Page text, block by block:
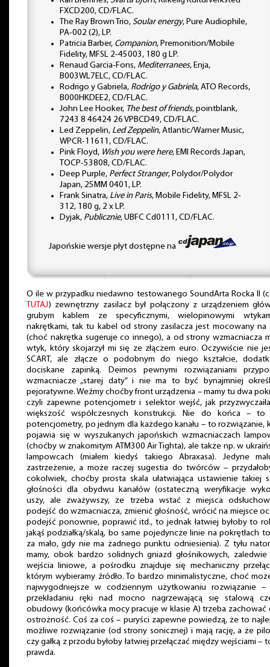
FXCD200, CD/FLAC.
The Ray Brown Trio, Soular energy, Pure Audiophile,
PA-002 (2), LP.
Patricia Barber, Companion, Premonition/Mobile
Fidelity, MFSL 2-45003, 180 g LP.
Renaud Garcia-Fons, Mediterranees, Enja,
B003WL7ELC, CD/FLAC.
Rodrigo y Gabriela, Rodrigo y Gabriela, ATO Records,
B000HKDEE2, CD/FLAC.
John Lee Hooker, The best of friends, pointblank,
7243 8 46424 26 VPBCD49, CD/FLAC.
Led Zeppelin, Led Zeppelin, Atlantic/Warner Music,
WPCR-11611, CD/FLAC.
Pink Floyd, Wish you were here, EMI Records Japan,
TOCP-53808, CD/FLAC.
Deep Purple, Perfect Stranger, Polydor/Polydor
Japan, 25MM 0401, LP.
Frank Sinatra, Live in Paris, Mobile Fidelity, MFSL 2-
312, 180 g, 2 x LP.
Dyjak, Publicznie, UBFC Cd0111, CD/FLAC.
Japońskie wersje płyt dostępne na
O ile w przypadku niedawno testowanego SoundArta Rocka II
TUTAJ) zewnętrzny zasilacz był połączony z urządzeniem
grubym kablem ze specyficznymi, wielopinowymi
nakrętkami, tak tu kabel od strony zasilacza jest mocowany na
(choć nakrętka sugeruje co innego), a od strony wzmacniacza
wtyk, który skojarzył mi się ze złączem euro. Oczywiście nie
SCART, ale złącze o podobnym do niego kształcie,
dociskane zapinką. Deimos pewnymi rozwiązaniami
wzmacniacze „starej daty” i nie ma to być bynajmniej
pejoratywne. Weźmy choćby front urządzenia – mamy tu dwa
czyli zapewne potencjometr i selektor wejść, jak
większość współczesnych konstrukcji. Nie do końca – to
potencjometry, po jednym dla każdego kanału – to rozwiązanie,
pojawia się w wyszukanych japońskich wzmacniaczach
(choćby w znakomitym ATM300 Air Tighta), ale także np. w
lampowcach (miałem kiedyś takiego Abraxasa). Jedyne
zastrzeżenie, a może raczej sugestia do twórców –
cokolwiek, choćby prosta skala ułatwiająca ustawienie takiej
głośności dla obydwu kanałów (ostateczną weryfikacje
uszy, ale zważywszy, że trzeba wstać z miejsca
podejść do wzmacniacza, zmienić głośność, wrócić na miejsce
podejść ponownie, poprawić itd., to jednak łatwiej byłoby to
jakąś podziałką/skalą, bo same pojedyncze linie na pokrętłach
za mało, gdy nie ma żadnego punktu odniesienia). Z tyłu
mamy, obok bardzo solidnych gniazd głośnikowych, zaledwie
wejścia liniowe, a pośrodku znajduje się mechaniczny
którym wybieramy źródło. To bardzo minimalistyczne, choć
najwygodniejsze w codziennym użytkowaniu rozwiązanie –
przekładaniu ręki nad mocno nagrzewającą się stalową
obudowy (końcówka mocy pracuje w klasie A) trzeba zachować
ostrożność. Coś za coś – puryści zapewne powiedzą, że to
możliwe rozwiązanie (od strony sonicznej) i mają rację, a że
czy gałką z przodu byłoby łatwiej przełączać między wejściami –
prawda.